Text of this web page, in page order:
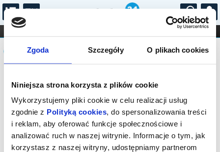
Zgoda Szczegóły O plikach cookies
Niniejsza strona korzysta z plików cookie
Wykorzystujemy pliki cookie w celu realizacji usług
zgodnie z Polityką cookies, do spersonalizowania treści
i reklam, aby oferować funkcje społecznościowe i
analizować ruch w naszej witrynie. Informacje o tym, jak
korzystasz z naszej witryny, udostępniamy partnerom
...
FILHARMONIA OPERA I BALET
STAND-UP
DLA DZIECI
Komunikat
Seans wyprzedany.